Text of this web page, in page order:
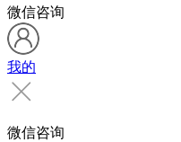
微信咨询
我的
微信咨询